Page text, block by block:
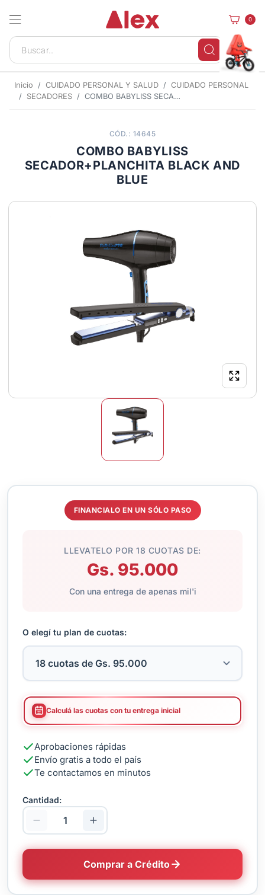
0
Inicio CUIDADO PERSONAL Y SALUD
CUIDADO PERSONAL
SECADORES
COMBO BABYLISS SECADOR+PLANCHITA BLACK AND BLUE
CÓD.: 14645
COMBO BABYLISS
SECADOR+PLANCHITA BLACK AND
BLUE
FINANCIALO EN UN SÓLO PASO
LLEVATELO POR 18 CUOTAS DE:
Gs. 95.000
Con una entrega de apenas mil'i
O elegí tu plan de cuotas:
Calculá las cuotas con tu entrega inicial
Aprobaciones rápidas
Envío gratis a todo el país
Te contactamos en minutos
Cantidad:
Comprar a Crédito